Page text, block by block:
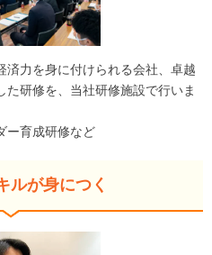
済力を身に付けられる会社、卓越
た研修を、当社研修施設で行いま
ー育成研修など
ルが身につく